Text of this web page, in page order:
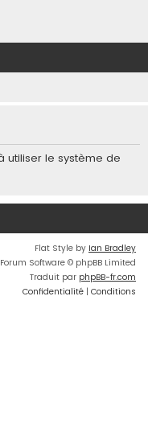
utiliser le système de
Flat Style by Ian Bradley
Software © phpBB Limited
Traduit par phpBB-fr.com
Confidentialité | Conditions